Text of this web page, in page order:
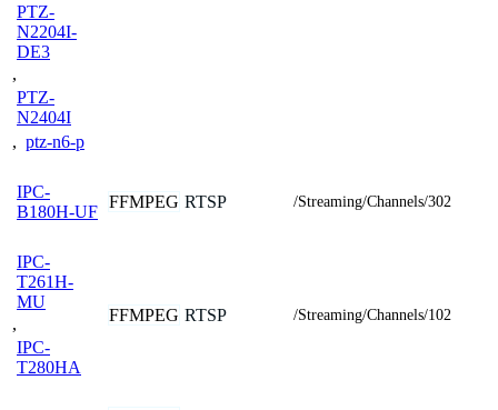
PTZ-
N2204I-
DE3
,
PTZ-
N2404I
, ptz-n6-p
IPC-
B180H-UF
FFMPEG RTSP /Streaming/Channels/302
IPC-
T261H-
MU
,
IPC-
T280HA
FFMPEG RTSP /Streaming/Channels/102